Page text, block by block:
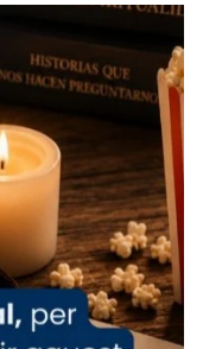
is at Catedral
tingut lloc la
agraïment al
apostòlica
i als
de Barcelona.